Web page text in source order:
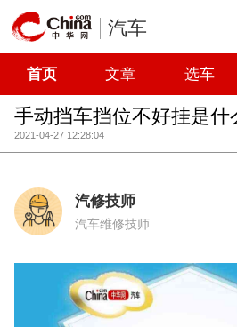
汽车
首页 文章 选车
手动挡车挡位不好挂是什
2021-04-27 12:28:04
汽修技师
汽车维修技师